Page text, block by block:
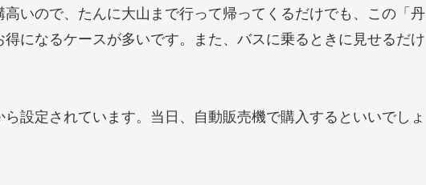
いので、たんに大山まで行って帰ってくるだけでも、この「丹
になるケースが多いです。また、バスに乗るときに見せるだけ
設定されています。当日、自動販売機で購入するといいでしょ